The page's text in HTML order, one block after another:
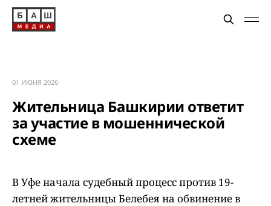
01 ИЮНЯ 2026
Жительница Башкирии ответит
за участие в мошеннической
схеме
В Уфе начала судебный процесс против 19-
летней жительницы Белебея на обвинение в